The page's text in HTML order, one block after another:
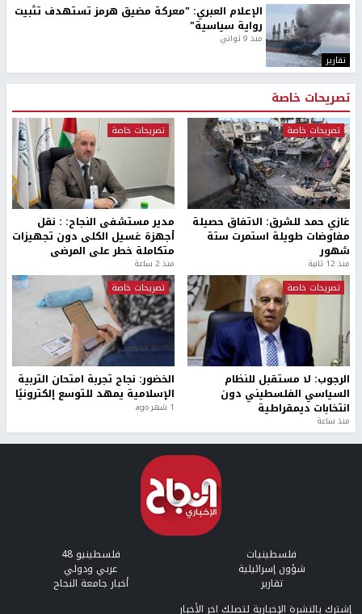
تقارير
الإعلام العبري: "معركة مضيق هرمز تستهدف تثبيت
رواية سياسية"
منذ 9 ثواني
تصريحات خاصة
تصريحات خاصة
غازي حمد للشرق: الاتفاق حصيلة
مفاوضات طويلة استمرت ستة
شهور
منذ 12 ثانية
تصريحات خاصة
مدير مستشفى النجاح: : نقل
أجهزة غسيل الكلى دون تجهيزات
متكاملة خطر على المرضى
منذ 2 ساعة
تصريحات خاصة
الرجوب: لا مستقبل للنظام
السياسي الفلسطيني دون
انتخابات ديمقراطية
منذ ساعة
تصريحات خاصة
الخضور: نجاح تجربة امتحان التربية
الإسلامية يمهد للتوسع إلكترونيًا
1 شهر ago
فلسطينيات فلسطينيو 48
شؤون إسرائيلية عربي ودولي
تقارير
أخبار جامعة النجاح
إشترك بالنشرة الإخبارية لتصلك اخر الأخبار